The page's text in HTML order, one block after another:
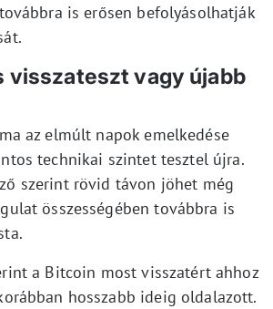
is erősen befolyásolhatják
visszateszt vagy újabb
az elmúlt napok emelkedése
technikai szintet tesztel újra.
szerint rövid távon jöhet még
összességében továbbra is
a Bitcoin most visszatért ahhoz
hosszabb ideig oldalazott.